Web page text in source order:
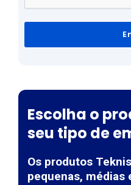
Escolha o
seu tipo de
Os produtos
pequenas, médias